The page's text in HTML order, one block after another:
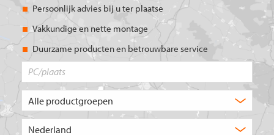
Persoonlijk advies bij u ter plaatse
Vakkundige en nette montage
Duurzame producten en betrouwbare service
product